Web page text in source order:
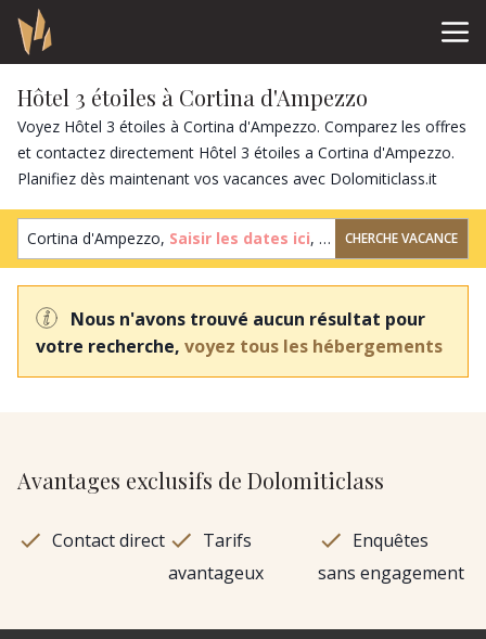
Hôtel 3 étoiles à Cortina d'Ampezzo
Voyez Hôtel 3 étoiles à Cortina d'Ampezzo. Comparez les offres
et contactez directement Hôtel 3 étoiles a Cortina d'Ampezzo.
Planifiez dès maintenant vos vacances avec Dolomiticlass.it
Cortina d'Ampezzo, Saisir les dates ici, 2 clients,1 chambre
CHERCHE VACANCE
Nous n'avons trouvé aucun résultat pour
votre recherche, voyez tous les hébergements
Avantages exclusifs de Dolomiticlass
Contact direct
Tarifs
avantageux
Enquêtes
sans engagement